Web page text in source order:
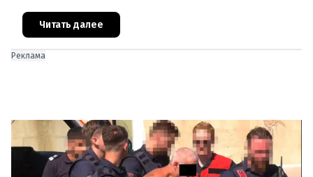
Афганистана по подозрению в изнасиловании
двух 16-летних девушек.Вызов полиции и задер
Читать далее
Реклама